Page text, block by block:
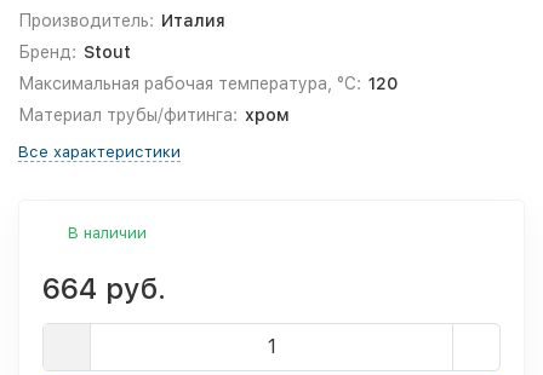
Производитель: Италия
Бренд: Stout
Максимальная рабочая температура, °С: 120
Материал трубы/фитинга: хром
Все характеристики
В наличии
664 руб.